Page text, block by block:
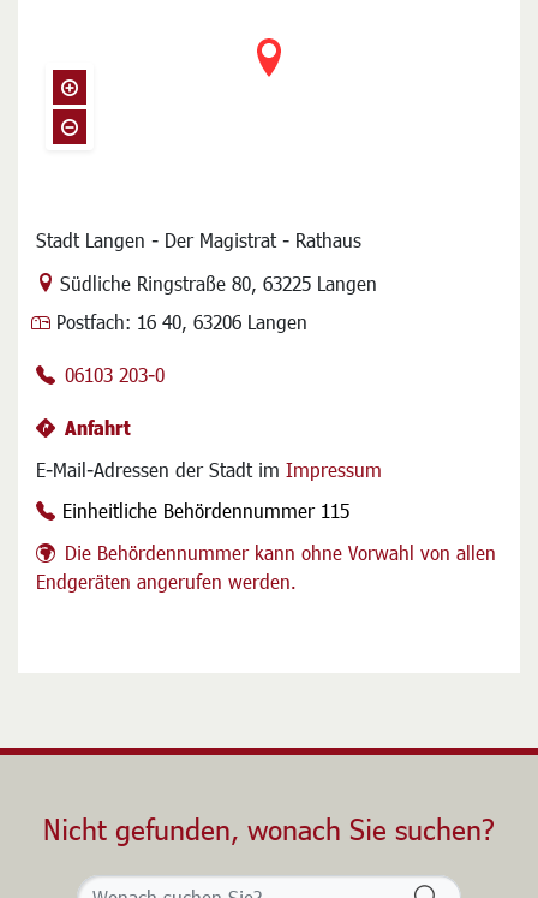
Stadt Langen - Der Magistrat - Rathaus
Link zur Google-Maps Navigation
Südliche Ringstraße 80, 63225 Langen
Postfach: 16 40, 63206 Langen
06103 203-0
Anfahrt
E-Mail-Adressen der Stadt im Impressum
Einheitliche Behördennummer 115
Die Behördennummer kann ohne Vorwahl von allen
Endgeräten angerufen werden.
Nicht gefunden, wonach Sie suchen?